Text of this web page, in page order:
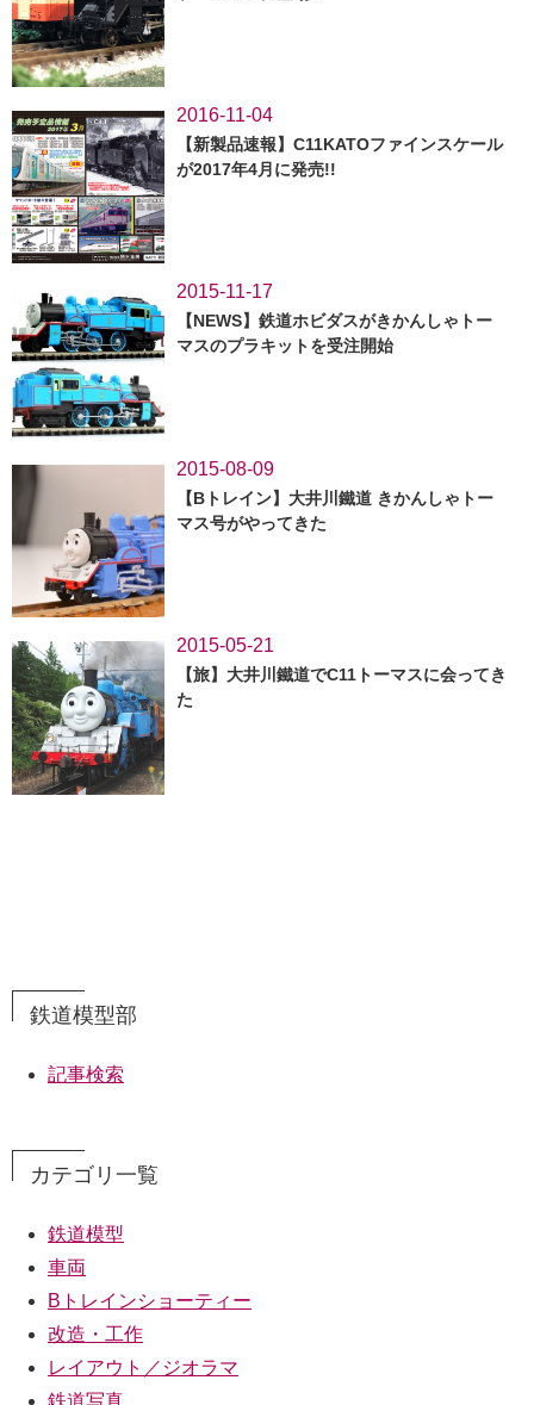
2016-11-04
【新製品速報】C11KATOファインスケール
が2017年4月に発売!!
2015-11-17
【NEWS】鉄道ホビダスがきかんしゃトー
マスのプラキットを受注開始
2015-08-09
【Bトレイン】大井川鐵道 きかんしゃトー
マス号がやってきた
2015-05-21
【旅】大井川鐵道でC11トーマスに会ってき
た
鉄道模型部
記事検索
カテゴリ一覧
鉄道模型
車両
Bトレインショーティー
改造・工作
レイアウト／ジオラマ
鉄道写真